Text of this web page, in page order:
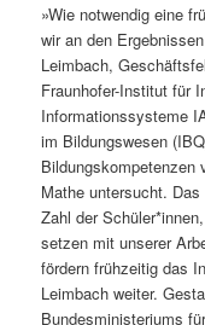
»Wie notwendig eine
wir an den
Leimbach,
Fraunhofer-Institut für
Informationssysteme
im Bildungswesen
Bildungskompetenzen
Mathe untersucht.
Zahl der
setzen mit unserer
fördern frühzeitig das
Leimbach weiter.
Bundesministeriums